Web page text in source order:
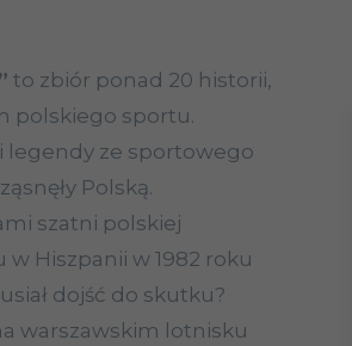
to zbiór ponad 20 historii,
polskiego sportu.
legendy ze sportowego
Polską.
szatni polskiej
Hiszpanii w 1982 roku
dojść do skutku?
warszawskim lotnisku